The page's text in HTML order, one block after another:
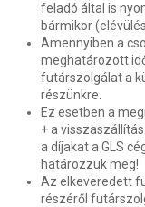
feladó által is
bármikor
Amennyiben a
meghatározott
futárszolgálat a
részünkre.
Ez esetben a
+ a
a díjakat a GLS
határozzuk meg!
Az elkeveredett
részéről